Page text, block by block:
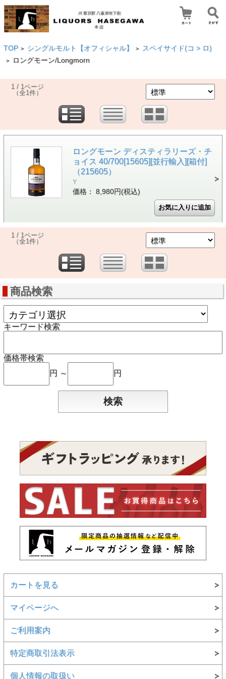
TOP > シングルモルト【オフィシャル】 > スペイサイド(コ > ロ)
> ロングモーン/Longmorn
1 / 1ページ
（全1件）
ロングモーン ディスティラリーズ・チ
ョイス 40/700[15605][並行輸入][箱付]
（215605）
Y
価格： 8,980円(税込)
1 / 1ページ
（全1件）
商品検索
キーワード検索
価格帯検索
円 ～
円
カートを見る
マイページへ
ご利用案内
特定商取引法表示
個人情報の取扱い